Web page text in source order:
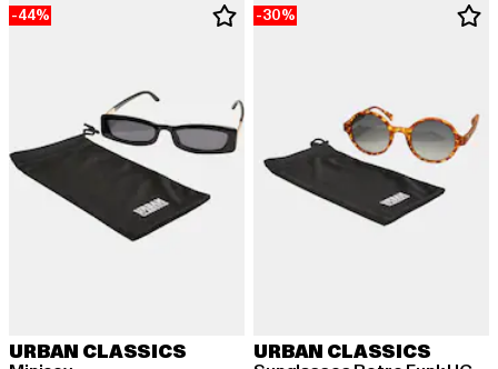
-44%
URBAN CLASSICS
-30%
URBAN CLASSICS